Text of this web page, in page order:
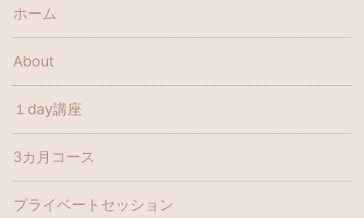
ホーム
About
１day講座
3カ月コース
プライベートセッション